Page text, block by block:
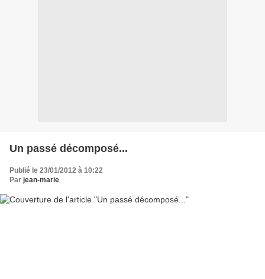
Un passé décomposé...
Publié le 23/01/2012 à 10:22
Par jean-marie